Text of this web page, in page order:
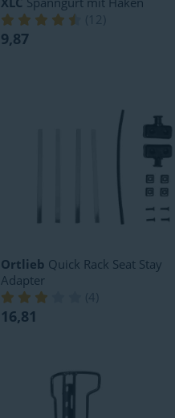
( 12
9,87
Ortlieb Quick Rack Seat Stay
Adapter
(4
16,81